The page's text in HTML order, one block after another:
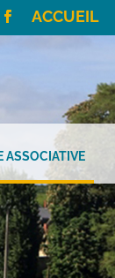
ACCUEIL
ASSOCIATIVE